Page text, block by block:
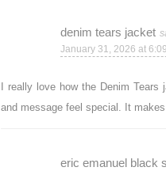
denim tears jacket
January 31, 2026 at
I really love how the Denim
and message feel special. It
eric emanuel black